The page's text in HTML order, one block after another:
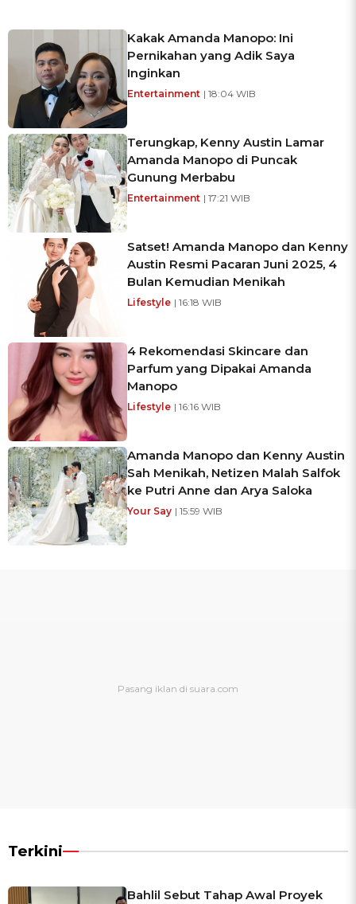
Kakak Amanda Manopo: Ini
Pernikahan yang Adik Saya
Inginkan
Entertainment | 18:04 WIB
Terungkap, Kenny Austin Lamar
Amanda Manopo di Puncak
Gunung Merbabu
Entertainment | 17:21 WIB
Satset! Amanda Manopo dan Kenny
Austin Resmi Pacaran Juni 2025, 4
Bulan Kemudian Menikah
Lifestyle | 16:18 WIB
4 Rekomendasi Skincare dan
Parfum yang Dipakai Amanda
Manopo
Lifestyle | 16:16 WIB
Amanda Manopo dan Kenny Austin
Sah Menikah, Netizen Malah Salfok
ke Putri Anne dan Arya Saloka
Your Say | 15:59 WIB
Terkini
Bahlil Sebut Tahap Awal Proyek